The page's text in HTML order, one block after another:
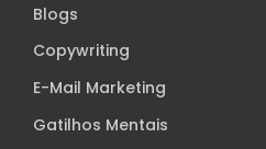
Blogs
Copywriting
E-Mail Marketing
Gatilhos Mentais